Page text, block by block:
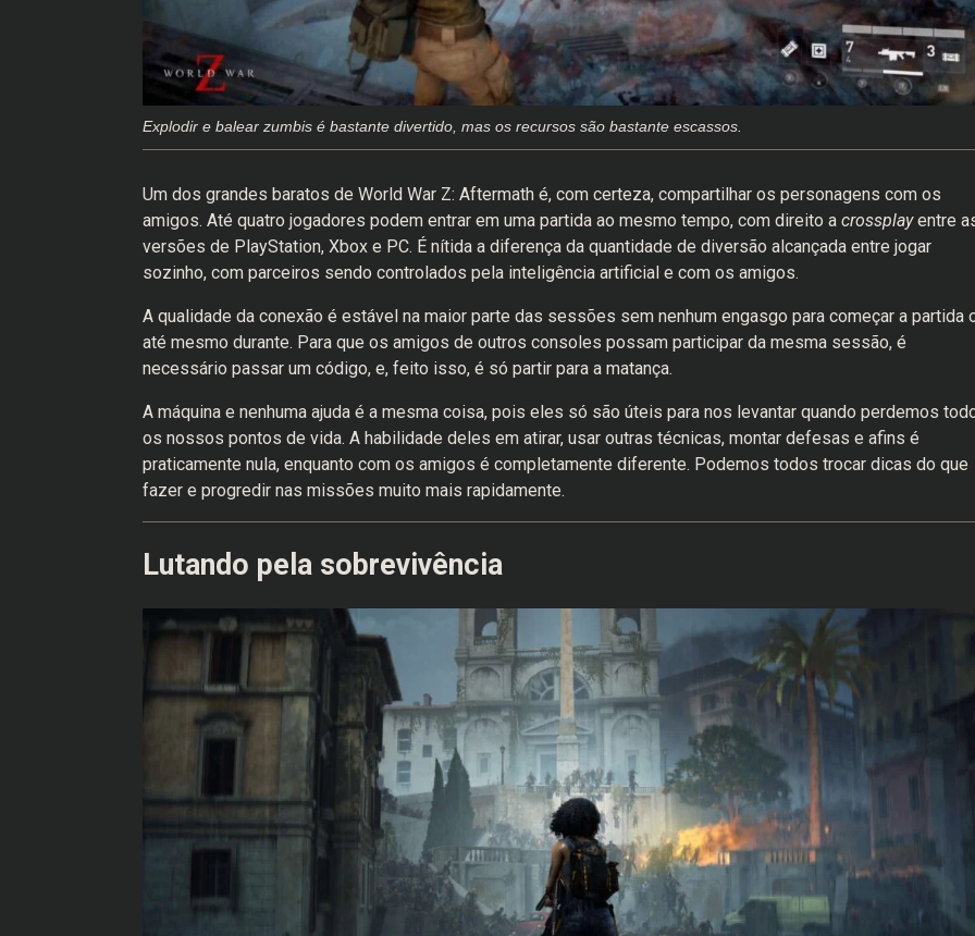
Explodir e balear zumbis é bastante divertido, mas os recursos são bastante escassos.
Um dos grandes baratos de World War Z: Aftermath é, com certeza, compartilhar os personagens com os
amigos. Até quatro jogadores podem entrar em uma partida ao mesmo tempo, com direito a crossplayentre
versões de PlayStation, Xbox e PC. É nítida a diferença da quantidade de diversão alcançada entre jogar
sozinho, com parceiros sendo controlados pela inteligência artificial e com os amigos.
A qualidade da conexão é estável na maior parte das sessões sem nenhum engasgo para começar a partida
até mesmo durante. Para que os amigos de outros consoles possam participar da mesma sessão, é
necessário passar um código, e, feito isso, é só partir para a matança.
A máquina e nenhuma ajuda é a mesma coisa, pois eles só são úteis para nos levantar quando perdemos
os nossos pontos de vida. A habilidade deles em atirar, usar outras técnicas, montar defesas e afins é
praticamente nula, enquanto com os amigos é completamente diferente. Podemos todos trocar dicas do que
fazer e progredir nas missões muito mais rapidamente.
Lutando pela sobrevivência